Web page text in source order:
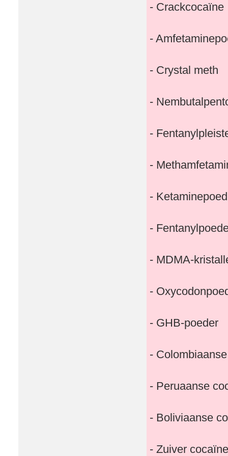
- Crackcocaïne
-
- Crystal meth
-
-
-
-
-
- MDMA-
-
- GHB-poeder
-
- Peruaanse
- Boliviaanse
- Zuiver